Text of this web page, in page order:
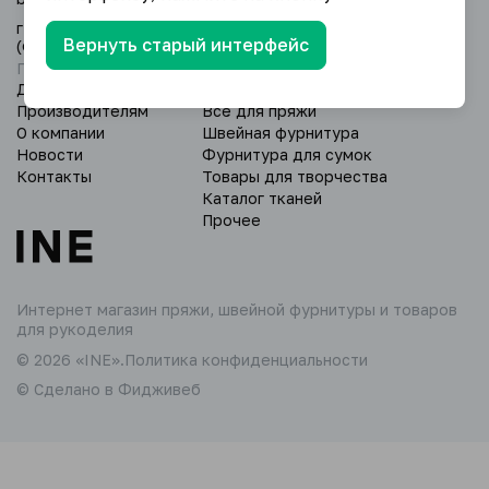
Интернет магазин пряжи, швейной фурнитуры и товаров
для рукоделия
© 2026 «INE».Политика конфиденциальности
© Сделано в Фидживеб
Доставка и оплата
Производителям
О компании
Новости
Контакты
Всё для пряжи
Швейная фурнитура
Фурнитура для сумок
Товары для творчества
Каталог тканей
Прочее
г. Уфа, Дёмский р-н, ул. Глазовская 24/3
(оптовый склад).
Пн - Вс: 9:00 - 18:00.
Вернуть старый интерфейс